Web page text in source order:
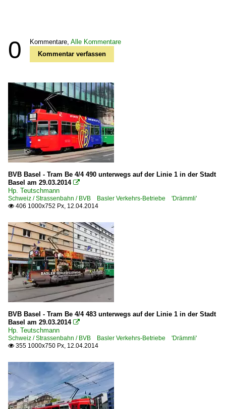
0 Kommentare, Alle Kommentare
Kommentar verfassen
BVB Basel - Tram Be 4/4 490 unterwegs auf der Linie 1 in der Stadt
Basel am 29.03.2014 
Hp. Teutschmann
Schweiz / Strassenbahn / BVB Basler Verkehrs-Betriebe 'Drämmli'
 406 1000x752 Px, 12.04.2014
BVB Basel - Tram Be 4/4 483 unterwegs auf der Linie 1 in der Stadt
Basel am 29.03.2014 
Hp. Teutschmann
Schweiz / Strassenbahn / BVB Basler Verkehrs-Betriebe 'Drämmli'
 355 1000x750 Px, 12.04.2014